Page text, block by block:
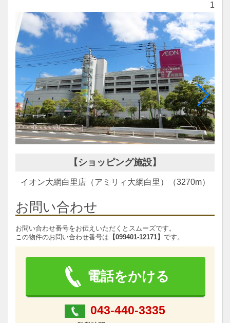
1
【ショッピング施設】
イオン大網白里店（アミリィ大網白里）（3270m）
お問い合わせ
お問い合わせ番号をお伝えいただくとスムーズです。
この物件のお問い合わせ番号は 【099401-12171】 です。
電話をかける
043-440-3335